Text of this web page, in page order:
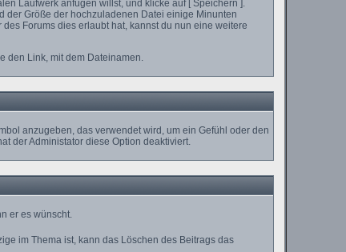
Laufwerk anfügen willst, und klicke auf [ Speichern ].
der Größe der hochzuladenen Datei einige Minunten
Forums dies erlaubt hat, kannst du nun eine weitere
den Link, mit dem Dateinamen.
anzugeben, das verwendet wird, um ein Gefühl oder den
der Administator diese Option deaktiviert.
er es wünscht.
im Thema ist, kann das Löschen des Beitrags das